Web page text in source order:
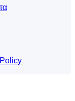
στο
Δεν
επιλέγετε